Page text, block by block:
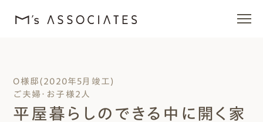
O様邸(2020年5月竣工)
ご夫婦・お子様２人
平屋暮らしのできる中に開く家